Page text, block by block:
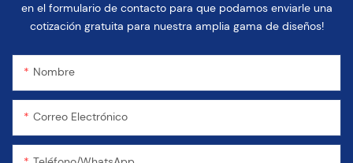
en el formulario de contacto para que podamos enviarle una
cotización gratuita para nuestra amplia gama de diseños!
Nombre
Correo Electrónico